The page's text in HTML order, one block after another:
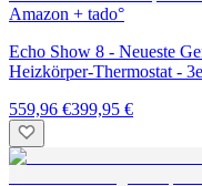
Amazon + tado°
Echo Show 8 - Neueste
Heizkörper-Thermostat -
559,96 €399,95 €